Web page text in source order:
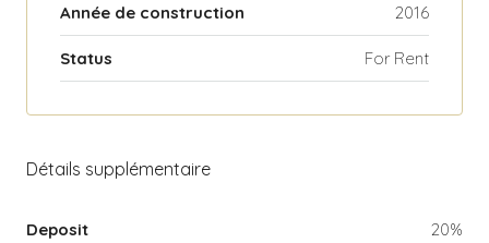
Année de construction 2016
Status For Rent
Détails supplémentaire
Deposit 20%